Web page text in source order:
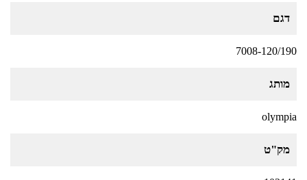
דגם
7008-120/190
מותג
olympia
מק"ט